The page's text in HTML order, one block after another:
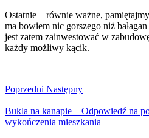
Ostatnie – równie ważne,
ma bowiem nic gorszego niż
jest zatem zainwestować w
każdy możliwy kącik.
Poprzedni Następny
Bukla na kanapie – Odpowiedź na
wykończenia mieszkania